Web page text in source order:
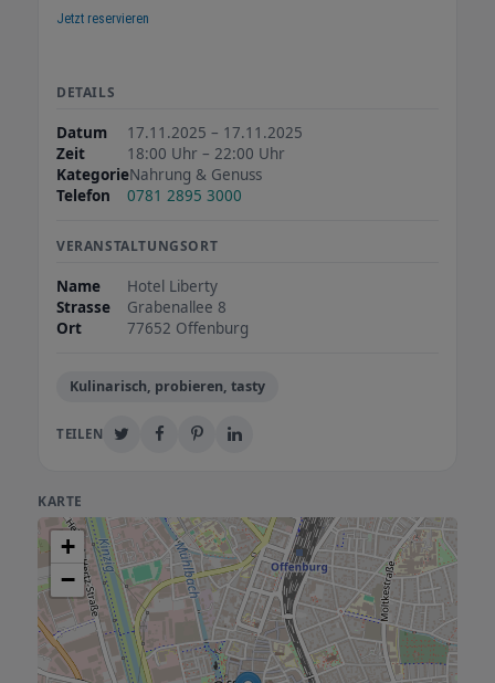
Jetzt reservieren
DETAILS
Datum
17.11.2025 – 17.11.2025
Zeit
18:00 Uhr – 22:00 Uhr
KategorieNahrung & Genuss
Telefon
0781 2895 3000
VERANSTALTUNGSORT
Name
Hotel Liberty
Strasse
Grabenallee 8
Ort
77652 Offenburg
Kulinarisch, probieren, tasty
TEILEN
KARTE
+
−